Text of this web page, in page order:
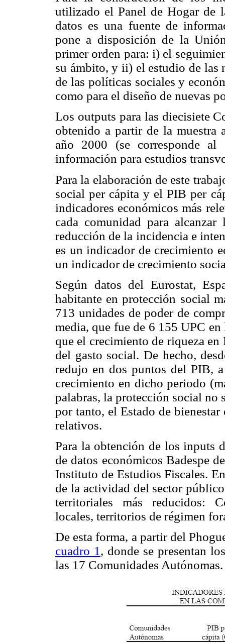
utilizado el Panel de Hogar de
datos es una fuente de
pone a disposición de la
primer orden para: i) el
su ámbito, y ii) el estudio de las
de las políticas sociales y
como para el diseño de nuevas
Los outputs para las diecisiete
obtenido a partir de la muestra
año 2000 (se corresponde
información para estudios
Para la elaboración de este
social per cápita y el PIB per
indicadores económicos más
cada comunidad para
reducción de la incidencia e
es un indicador de crecimiento
un indicador de crecimiento
Según datos del Eurostat,
habitante en protección social
713 unidades de poder de
media, que fue de 6 155 UPC
que el crecimiento de riqueza en
del gasto social. De hecho,
redujo en dos puntos del PIB,
crecimiento en dicho periodo
palabras, la protección social no
por tanto, el Estado de
relativos.
Para la obtención de los inputs
de datos económicos Badespe
Instituto de Estudios Fiscales.
de la actividad del sector
territoriales más reducidos:
locales, territorios de régimen
De esta forma, a partir del
cuadro 1 , donde se presentan
las 17 Comunidades Autónomas.